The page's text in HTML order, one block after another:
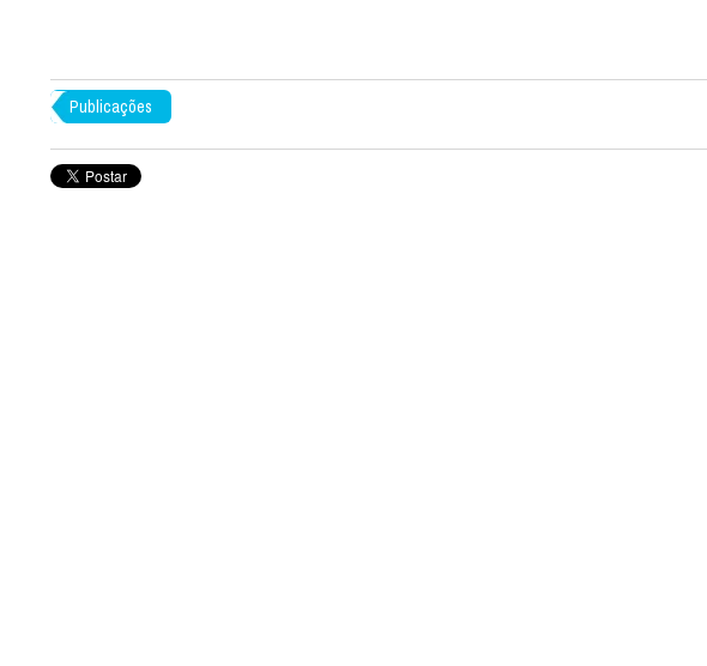
Publicações